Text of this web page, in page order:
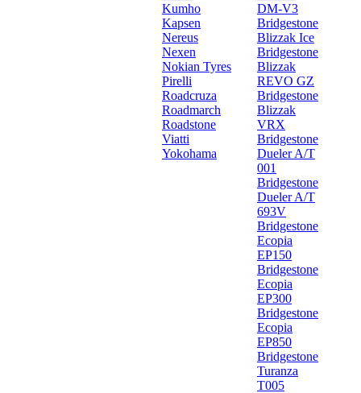
Kumho
Kapsen
Nereus
Nexen
Nokian Tyres
Pirelli
Roadcruza
Roadmarch
Roadstone
Viatti
Yokohama
DM-V3
Bridgestone
Blizzak Ice
Bridgestone
Blizzak
REVO GZ
Bridgestone
Blizzak
VRX
Bridgestone
Dueler A/T
001
Bridgestone
Dueler A/T
693V
Bridgestone
Ecopia
EP150
Bridgestone
Ecopia
EP300
Bridgestone
Ecopia
EP850
Bridgestone
Turanza
T005